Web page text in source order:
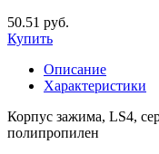
50.51 руб.
Купить
Описание
Характеристики
Корпус зажима, LS4,
полипропилен